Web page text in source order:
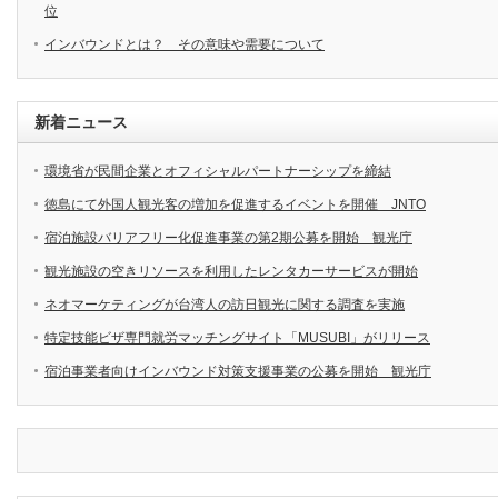
位
インバウンドとは？ その意味や需要について
新着ニュース
環境省が民間企業とオフィシャルパートナーシップを締結
徳島にて外国人観光客の増加を促進するイベントを開催 JNTO
宿泊施設バリアフリー化促進事業の第2期公募を開始 観光庁
観光施設の空きリソースを利用したレンタカーサービスが開始
ネオマーケティングが台湾人の訪日観光に関する調査を実施
特定技能ビザ専門就労マッチングサイト「MUSUBI」がリリース
宿泊事業者向けインバウンド対策支援事業の公募を開始 観光庁